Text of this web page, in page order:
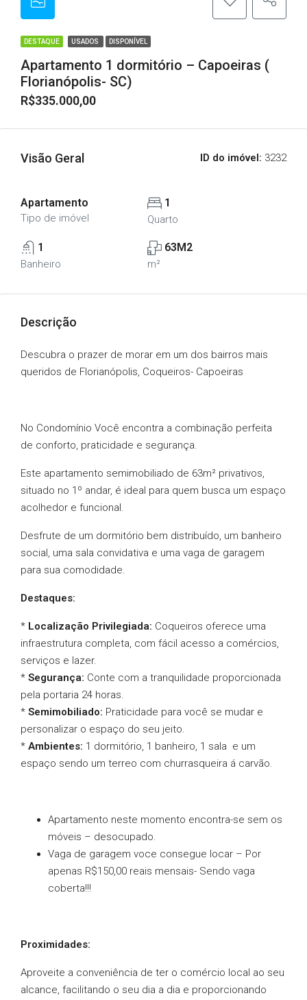
DESTAQUE USADOS DISPONÍVEL
Apartamento 1 dormitório – Capoeiras (
Florianópolis- SC)
R$335.000,00
Visão Geral ID do imóvel: 3232
Apartamento
Tipo de imóvel
1
Quarto
1
Banheiro
63M2
m²
Descrição
Descubra o prazer de morar em um dos bairros mais
queridos de Florianópolis, Coqueiros- Capoeiras
No Condomínio Você encontra a combinação perfeita
de conforto, praticidade e segurança.
Este apartamento semimobiliado de 63m² privativos,
situado no 1º andar, é ideal para quem busca um espaço
acolhedor e funcional.
Desfrute de um dormitório bem distribuído, um banheiro
social, uma sala convidativa e uma vaga de garagem
para sua comodidade.
Destaques:
* Localização Privilegiada: Coqueiros oferece uma
infraestrutura completa, com fácil acesso a comércios,
serviços e lazer.
* Segurança: Conte com a tranquilidade proporcionada
pela portaria 24 horas.
* Semimobiliado: Praticidade para você se mudar e
personalizar o espaço do seu jeito.
* Ambientes: 1 dormitório, 1 banheiro, 1 sala e um
espaço sendo um terreo com churrasqueira á carvão.
Apartamento neste momento encontra-se sem os
móveis – desocupado.
Vaga de garagem voce consegue locar – Por
apenas R$150,00 reais mensais- Sendo vaga
coberta!!!
Proximidades:
Aproveite a conveniência de ter o comércio local ao seu
alcance, facilitando o seu dia a dia e proporcionando